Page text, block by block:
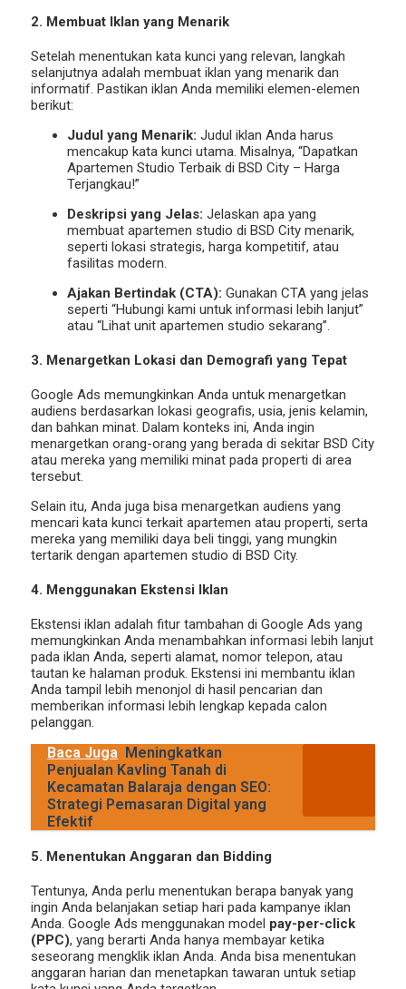
2. Membuat Iklan yang Menarik
Setelah menentukan kata kunci yang relevan, langkah
selanjutnya adalah membuat iklan yang menarik dan
informatif. Pastikan iklan Anda memiliki elemen-elemen
berikut:
Judul yang Menarik: Judul iklan Anda harus
mencakup kata kunci utama. Misalnya, “Dapatkan
Apartemen Studio Terbaik di BSD City – Harga
Terjangkau!”
Deskripsi yang Jelas: Jelaskan apa yang
membuat apartemen studio di BSD City menarik,
seperti lokasi strategis, harga kompetitif, atau
fasilitas modern.
Ajakan Bertindak (CTA): Gunakan CTA yang jelas
seperti “Hubungi kami untuk informasi lebih lanjut”
atau “Lihat unit apartemen studio sekarang”.
3. Menargetkan Lokasi dan Demografi yang Tepat
Google Ads memungkinkan Anda untuk menargetkan
audiens berdasarkan lokasi geografis, usia, jenis kelamin,
dan bahkan minat. Dalam konteks ini, Anda ingin
menargetkan orang-orang yang berada di sekitar BSD City
atau mereka yang memiliki minat pada properti di area
tersebut.
Selain itu, Anda juga bisa menargetkan audiens yang
mencari kata kunci terkait apartemen atau properti, serta
mereka yang memiliki daya beli tinggi, yang mungkin
tertarik dengan apartemen studio di BSD City.
4. Menggunakan Ekstensi Iklan
Ekstensi iklan adalah fitur tambahan di Google Ads yang
memungkinkan Anda menambahkan informasi lebih lanjut
pada iklan Anda, seperti alamat, nomor telepon, atau
tautan ke halaman produk. Ekstensi ini membantu iklan
Anda tampil lebih menonjol di hasil pencarian dan
memberikan informasi lebih lengkap kepada calon
pelanggan.
Baca Juga Meningkatkan
Penjualan Kavling Tanah di
Kecamatan Balaraja dengan SEO:
Strategi Pemasaran Digital yang
Efektif
5. Menentukan Anggaran dan Bidding
Tentunya, Anda perlu menentukan berapa banyak yang
ingin Anda belanjakan setiap hari pada kampanye iklan
Anda. Google Ads menggunakan model pay-per-click
(PPC), yang berarti Anda hanya membayar ketika
seseorang mengklik iklan Anda. Anda bisa menentukan
anggaran harian dan menetapkan tawaran untuk setiap